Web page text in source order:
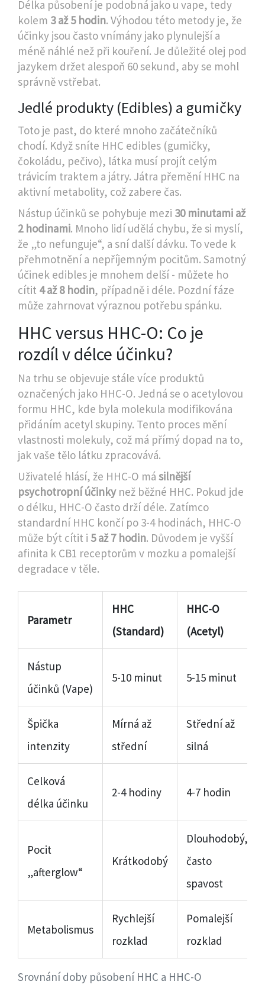
Délka působení je podobná jako u vape, tedy
kolem 3 až 5 hodin. Výhodou této metody je, že
účinky jsou často vnímány jako plynulejší a
méně náhlé než při kouření. Je důležité olej pod
jazykem držet alespoň 60 sekund, aby se mohl
správně vstřebat.
Jedlé produkty (Edibles) a gumičky
Toto je past, do které mnoho začátečníků
chodí. Když sníte HHC edibles (gumičky,
čokoládu, pečivo), látka musí projít celým
trávicím traktem a játry. Játra přemění HHC na
aktivní metabolity, což zabere čas.
Nástup účinků se pohybuje mezi 30 minutami až
2 hodinami. Mnoho lidí udělá chybu, že si myslí,
že „to nefunguje“, a sní další dávku. To vede k
přehmotnění a nepříjemným pocitům. Samotný
účinek edibles je mnohem delší - můžete ho
cítit 4 až 8 hodin, případně i déle. Pozdní fáze
může zahrnovat výraznou potřebu spánku.
HHC versus HHC-O: Co je
rozdíl v délce účinku?
Na trhu se objevuje stále více produktů
označených jako HHC-O. Jedná se o acetylovou
formu HHC, kde byla molekula modifikována
přidáním acetyl skupiny. Tento proces mění
vlastnosti molekuly, což má přímý dopad na to,
jak vaše tělo látku zpracovává.
Uživatelé hlásí, že HHC-O má silnější
psychotropní účinkynež běžné HHC. Pokud jde
o délku, HHC-O často drží déle. Zatímco
standardní HHC končí po 3-4 hodinách, HHC-O
může být cítit i 5 až 7 hodin. Důvodem je vyšší
afinita k CB1 receptorům v mozku a pomalejší
degradace v těle.
Srovnání doby působení HHC a HHC-O
Parametr
HHC
(Standard)
HHC-O
(Acetyl)
Nástup
účinků (Vape)
5-10 minut 5-15 minut
Špička
intenzity
Mírná až
střední
Střední až
silná
Celková
délka účinku
2-4 hodiny 4-7 hodin
Pocit
„afterglow“
Krátkodobý
Dlouhodobý,
často
spavost
Metabolismus
Rychlejší
rozklad
Pomalejší
rozklad